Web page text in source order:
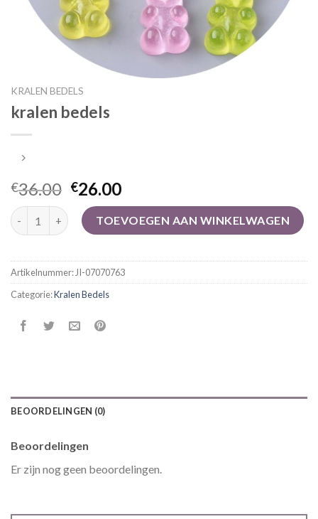
KRALEN BEDELS
kralen bedels
€36.00 €26.00
kralen bedels aantalTOEVOEGEN AAN WINKELWAGEN
Artikelnummer:JI-07070763
Categorie:Kralen Bedels
BEOORDELINGEN (0)
Beoordelingen
Er zijn nog geen beoordelingen.